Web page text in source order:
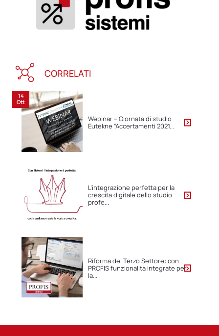
CORRELATI
14
Ott
Webinar – Giornata di studio
Eutekne “Accertamenti 2021...
L’integrazione perfetta per la
crescita digitale dello studio
profe...
Riforma del Terzo Settore: con
PROFIS funzionalità integrate per
la...